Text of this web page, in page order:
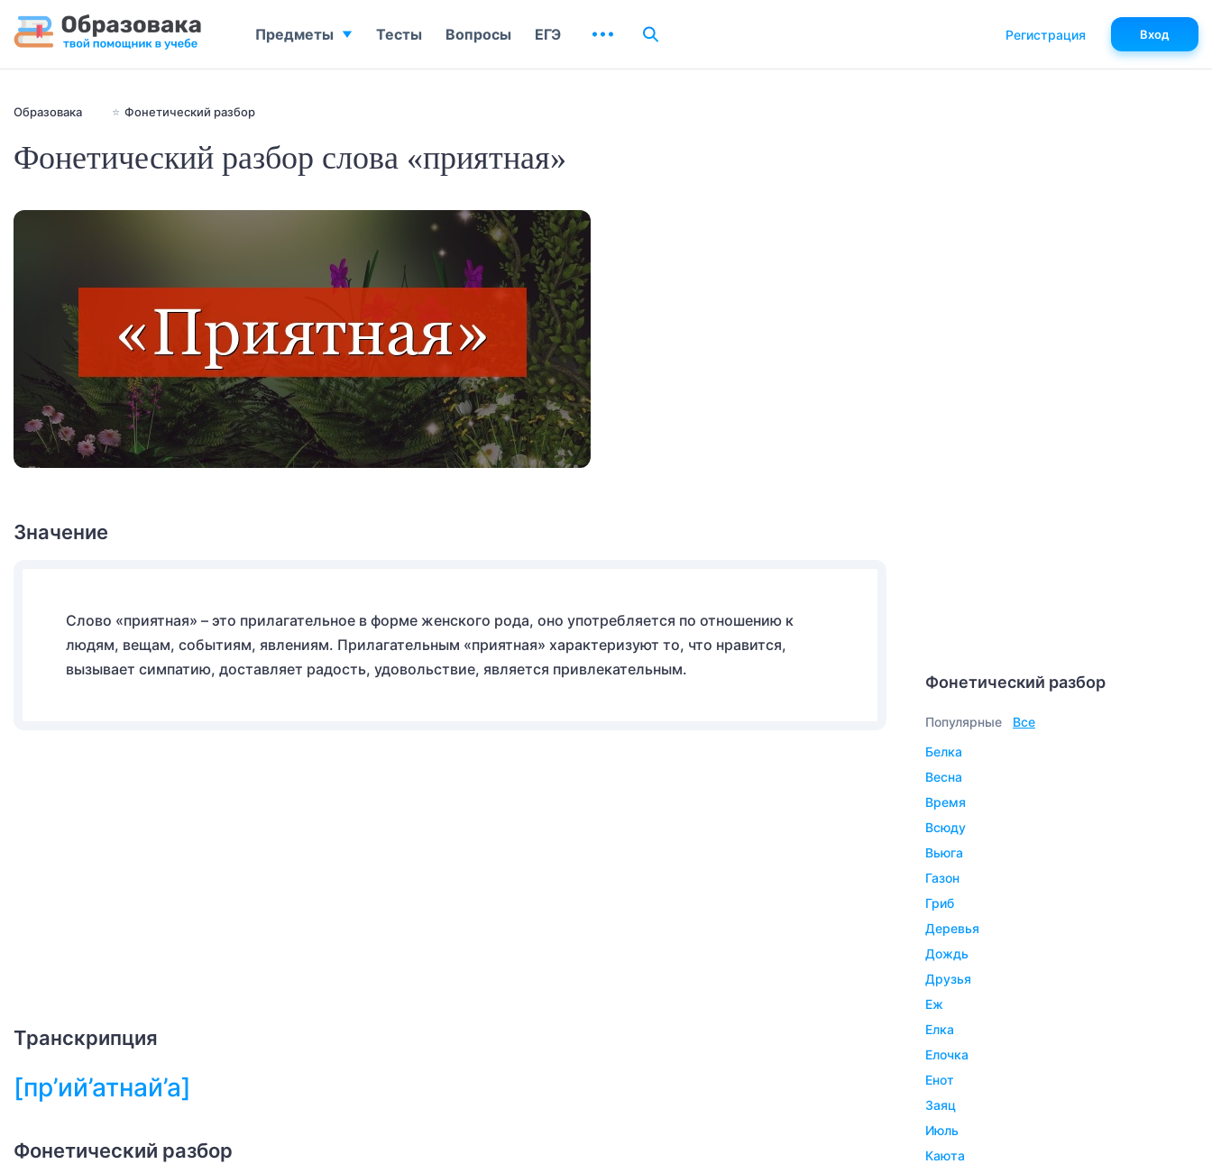
Образовака ⭐ Фонетический разбор
Фонетический разбор слова «приятная»
Значение
Слово «приятная» – это прилагательное в форме женского рода, оно употребляется по отношению к
людям, вещам, событиям, явлениям. Прилагательным «приятная» характеризуют то, что нравится,
вызывает симпатию, доставляет радость, удовольствие, является привлекательным.
Транскрипция
[пр’ий’атнай’а]
Фонетический разбор
Фонетический разбор
Популярные
Все
белка
весна
время
всюду
вьюга
газон
гриб
деревья
дождь
друзья
еж
елка
елочка
енот
заяц
июль
каюта
Предметы Тесты Вопросы ЕГЭ Регистрация Вход